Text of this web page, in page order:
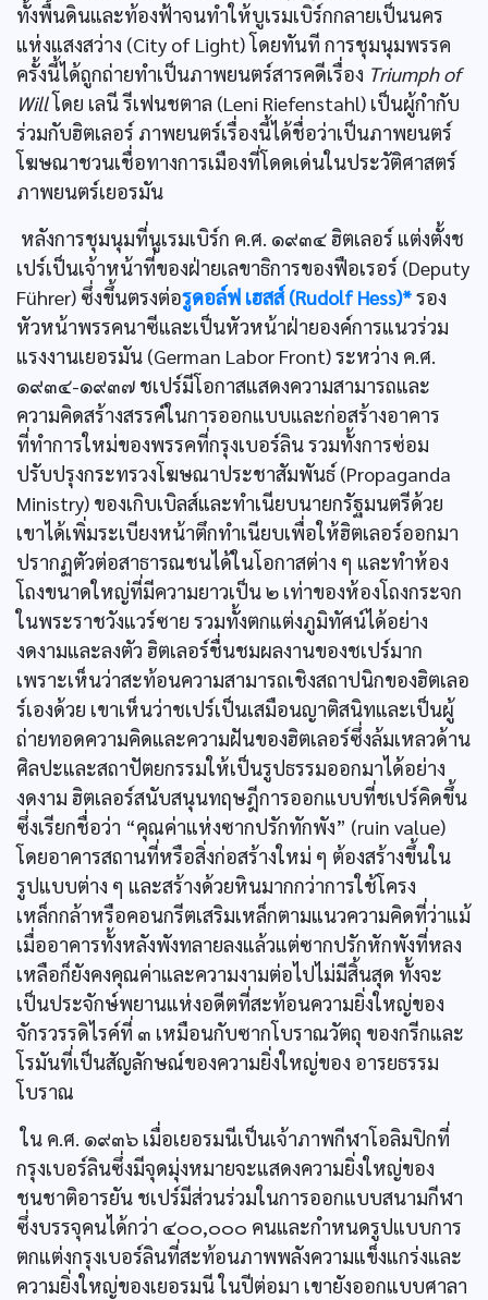
ทั้งพื้นดินและท้องฟ้าจนทำให้บูเรมเบิร์กกลายเป็นนคร
แห่งแสงสว่าง (City of Light) โดยทันที การชุมนุมพรรค
ครั้งนี้ได้ถูกถ่ายทำเป็นภาพยนตร์สารคดีเรื่อง Triumph of
Willโดย เลนี รีเฟนชตาล (Leni Riefenstahl) เป็นผู้กำกับ
ร่วมกับฮิตเลอร์ ภาพยนตร์เรื่องนี้ได้ชื่อว่าเป็นภาพยนตร์
โฆษณาชวนเชื่อทางการเมืองที่โดดเด่นในประวัติศาสตร์
ภาพยนตร์เยอรมัน
หลังการชุมนุมที่นูเรมเบิร์ก ค.ศ. ๑๙๓๔ ฮิตเลอร์ แต่งตั้งช
เปร์เป็นเจ้าหน้าที่ของฝ่ายเลขาธิการของฟือเรอร์ (Deputy
Führer) ซึ่งขึ้นตรงต่อรูดอล์ฟ เฮสส์ (Rudolf Hess)*รอง
หัวหน้าพรรคนาซีและเป็นหัวหน้าฝ่ายองค์การแนวร่วม
แรงงานเยอรมัน (German Labor Front) ระหว่าง ค.ศ.
๑๙๓๔-๑๙๓๗ ชเปร์มีโอกาสแสดงความสามารถและ
ความคิดสร้างสรรค์ในการออกแบบและก่อสร้างอาคาร
ที่ทำการใหม่ของพรรคที่กรุงเบอร์ลิน รวมทั้งการซ่อม
ปรับปรุงกระทรวงโฆษณาประชาสัมพันธ์ (Propaganda
Ministry) ของเกิบเบิลส์และทำเนียบนายกรัฐมนตรีด้วย
เขาได้เพิ่มระเบียงหน้าตึกทำเนียบเพื่อให้ฮิตเลอร์ออกมา
ปรากฏตัวต่อสาธารณชนได้ในโอกาสต่าง ๆ และทำห้อง
โถงขนาดใหญ่ที่มีความยาวเป็น ๒ เท่าของห้องโถงกระจก
ในพระราชวังแวร์ซาย รวมทั้งตกแต่งภูมิทัศน์ได้อย่าง
งดงามและลงตัว ฮิตเลอร์ชื่นชมผลงานของชเปร์มาก
เพราะเห็นว่าสะท้อนความสามารถเชิงสถาปนิกของฮิตเลอ
ร์เองด้วย เขาเห็นว่าชเปร์เป็นเสมือนญาติสนิทและเป็นผู้
ถ่ายทอดความคิดและความฝันของฮิตเลอร์ซึ่งล้มเหลวด้าน
ศิลปะและสถาปัตยกรรมให้เป็นรูปธรรมออกมาได้อย่าง
งดงาม ฮิตเลอร์สนับสนุนทฤษฎีการออกแบบที่ชเปร์คิดขึ้น
ซึ่งเรียกชื่อว่า “คุณค่าแห่งซากปรักทักพัง” (ruin value)
โดยอาคารสถานที่หรือสิ่งก่อสร้างใหม่ ๆ ต้องสร้างขึ้นใน
รูปแบบต่าง ๆ และสร้างด้วยหินมากกว่าการใช้โครง
เหล็กกล้าหรือคอนกรีตเสริมเหล็กตามแนวความคิดที่ว่าแม้
เมื่ออาคารทั้งหลังพังทลายลงแล้วแต่ซากปรักหักพังที่หลง
เหลือก็ยังคงคุณค่าและความงามต่อไปไม่มีสิ้นสุด ทั้งจะ
เป็นประจักษ์พยานแห่งอดีตที่สะท้อนความยิ่งใหญ่ของ
จักรวรรดิไรค์ที่ ๓ เหมือนกับซากโบราณวัตถุ ของกรีกและ
โรมันที่เป็นสัญลักษณ์ของความยิ่งใหญ่ของ อารยธรรม
โบราณ
ใน ค.ศ. ๑๙๓๖ เมื่อเยอรมนีเป็นเจ้าภาพกีฬาโอลิมปิกที่
กรุงเบอร์ลินซึ่งมีจุดมุ่งหมายจะแสดงความยิ่งใหญ่ของ
ชนชาติอารยัน ชเปร์มีส่วนร่วมในการออกแบบสนามกีฬา
ซึ่งบรรจุคนได้กว่า ๔๐๐,๐๐๐ คนและกำหนดรูปแบบการ
ตกแต่งกรุงเบอร์ลินที่สะท้อนภาพพลังความแข็งแกร่งและ
ความยิ่งใหญ่ของเยอรมนี ในปีต่อมา เขายังออกแบบศาลา